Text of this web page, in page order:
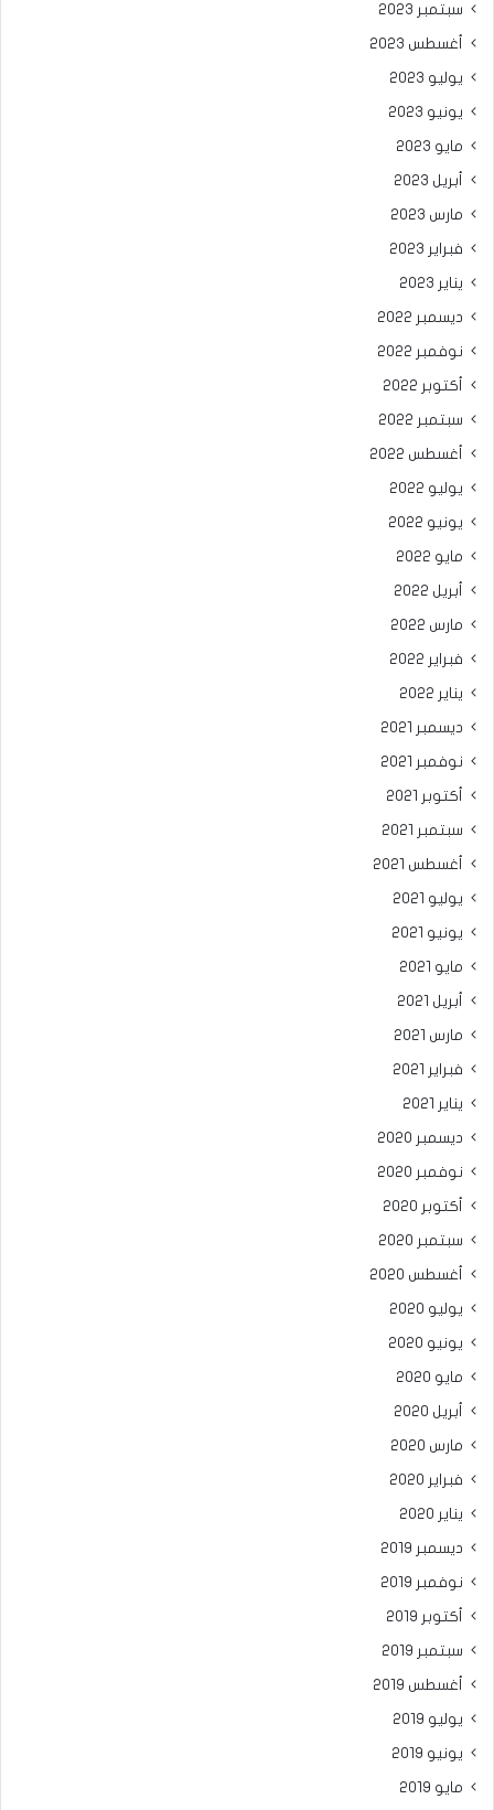
سبتمبر 2023
أغسطس 2023
يوليو 2023
يونيو 2023
مايو 2023
أبريل 2023
مارس 2023
فبراير 2023
يناير 2023
ديسمبر 2022
نوفمبر 2022
أكتوبر 2022
سبتمبر 2022
أغسطس 2022
يوليو 2022
يونيو 2022
مايو 2022
أبريل 2022
مارس 2022
فبراير 2022
يناير 2022
ديسمبر 2021
نوفمبر 2021
أكتوبر 2021
سبتمبر 2021
أغسطس 2021
يوليو 2021
يونيو 2021
مايو 2021
أبريل 2021
مارس 2021
فبراير 2021
يناير 2021
ديسمبر 2020
نوفمبر 2020
أكتوبر 2020
سبتمبر 2020
أغسطس 2020
يوليو 2020
يونيو 2020
مايو 2020
أبريل 2020
مارس 2020
فبراير 2020
يناير 2020
ديسمبر 2019
نوفمبر 2019
أكتوبر 2019
سبتمبر 2019
أغسطس 2019
يوليو 2019
يونيو 2019
مايو 2019